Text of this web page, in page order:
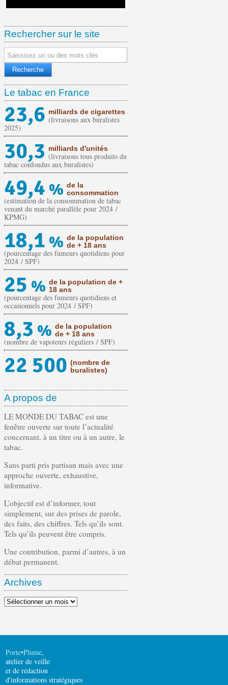
Rechercher sur le site
Le tabac en France
23,6 milliards de cigarettes
(livraisons aux buralistes
2025)
30,3 milliards d'unités
(livraisons tous produits du
tabac confondus aux buralistes)
49,4 % de la
consommation
(estimation de la consommation de tabac
venant du marché parallèle pour 2024 /
KPMG)
18,1 % de la population
de + 18 ans
(pourcentage des fumeurs quotidiens pour
2024 / SPF)
25 % de la population de +
18 ans
(pourcentage des fumeurs quotidiens et
occasionnels pour 2024 / SPF)
8,3 % de la population
de + 18 ans
(nombre de vapoteurs réguliers / SPF)
22 500 (nombre de
buralistes)
A propos de
LE MONDE DU TABAC est une
fenêtre ouverte sur toute l’actualité
concernant, à un titre ou à un autre, le
tabac.
Sans parti pris partisan mais avec une
approche ouverte, exhaustive,
informative.
L’objectif est d’informer, tout
simplement, sur des prises de parole,
des faits, des chiffres. Tels qu’ils sont.
Tels qu’ils peuvent être compris.
Une contribution, parmi d’autres, à un
débat permanent.
Archives
Archives
Porte•Plume,
atelier de veille
et de rédaction
d'informations stratégiques